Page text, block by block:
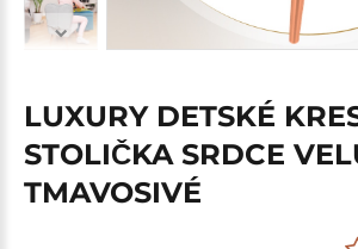
LUXURY DETSKÉ
STOLIČKA SRDCE
TMAVOSIVÉ